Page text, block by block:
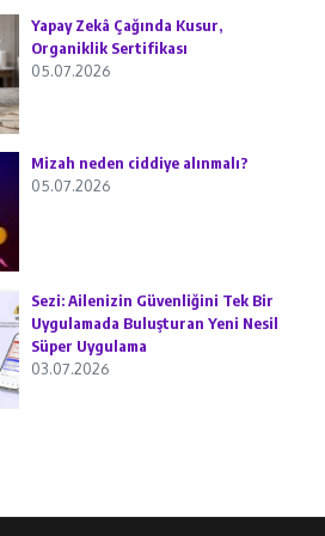
Yapay Zekâ Çağında Kusur,
Organiklik Sertifikası
05.07.2026
Mizah neden ciddiye alınmalı?
05.07.2026
Sezi: Ailenizin Güvenliğini Tek Bir
Uygulamada Buluşturan Yeni Nesil
Süper Uygulama
03.07.2026